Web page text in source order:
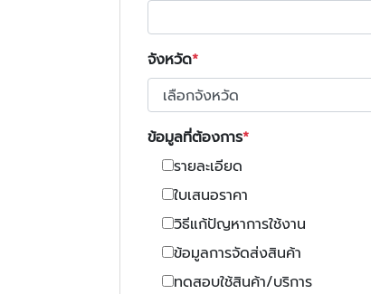
จังหวัด
ข้อมูลที่ต้องการ
รายละเอียด
ใบเสนอราคา
วิธีแก้ปัญหาการใช้งาน
ข้อมูลการจัดส่งสินค้า
ทดสอบใช้สินค้า/บริการ